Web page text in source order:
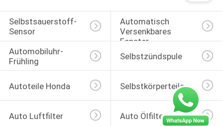
Selbstsauerstoff-
Sensor
Automatisch
Versenkbares
Fenster-
Selbstschalter
Automobiluhr-
Frühling
Selbstzündspule
Autoteile Honda Selbstkörperteile
Auto Luftfilter Auto Ölfilter